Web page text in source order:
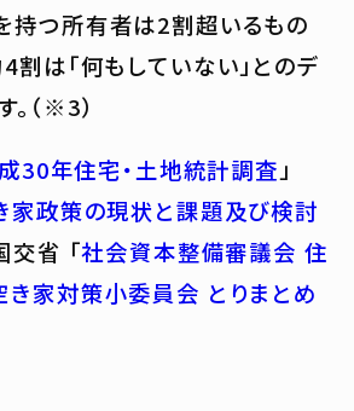
持つ所有者は2割超いるもの
割は「何もしていない」とのデ
（※3）
成30年住宅・土地統計調査 」
家政策の現状と課題及び検討
交省 「社会資本整備審議会 住
家対策小委員会 とりまとめ